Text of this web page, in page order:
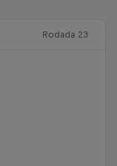
Rodada 23